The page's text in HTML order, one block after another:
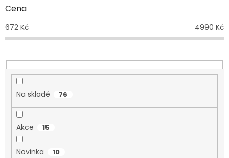
d
k
t
Cena
672 Kč 4990 Kč
Na skladě 76
Akce 15
Novinka 10